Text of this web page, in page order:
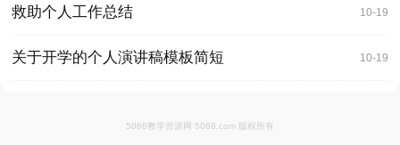
救助个人工作总结 10-19
关于开学的个人演讲稿模板简短 10-19
5068教学资源网 5068.com 版权所有